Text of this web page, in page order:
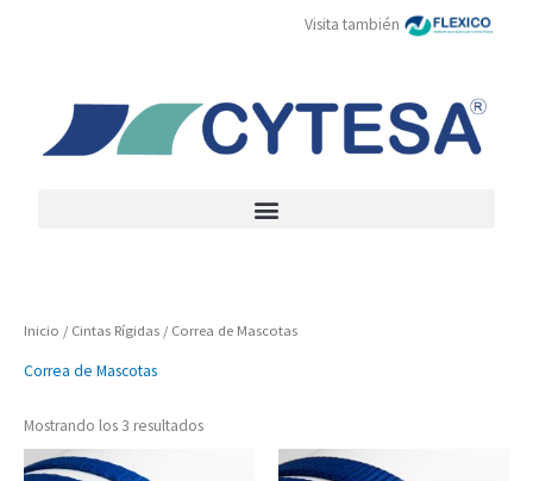
Visita también
Inicio / Cintas Rígidas / Correa de Mascotas
Correa de Mascotas
Mostrando los 3 resultados